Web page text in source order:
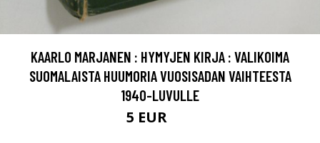
KAARLO MARJANEN : HYMYJEN KIRJA : VALIKOIMA
SUOMALAISTA HUUMORIA VUOSISADAN VAIHTEESTA
1940-LUVULLE
5 EUR